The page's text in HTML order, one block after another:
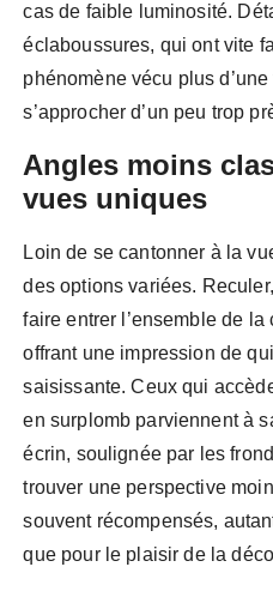
cas de faible luminosité.
éclaboussures, qui ont vite
phénomène vécu plus
s’approcher d’un peu trop
Angles moins
vues uniques
Loin de se cantonner à la
des options variées.
faire entrer l’ensemble de
offrant une impression de
saisissante. Ceux qui
en surplomb parviennent à
écrin, soulignée par les
trouver une perspective
souvent récompensés,
que pour le plaisir de la